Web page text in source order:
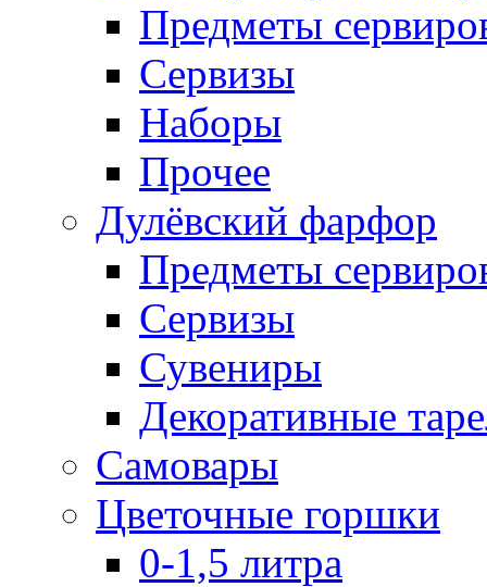
Предметы
Сервизы
Наборы
Прочее
Дулёвский фарфор
Предметы
Сервизы
Сувениры
Декоративные
Самовары
Цветочные горшки
0-1,5 литра